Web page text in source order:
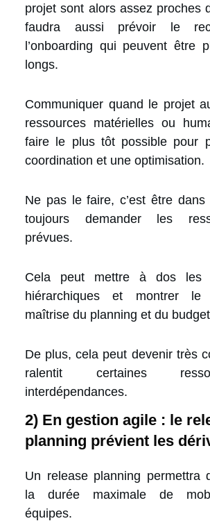
projet sont alors assez proches
faudra aussi prévoir le
l’onboarding qui peuvent être
longs.
Communiquer quand le projet
ressources matérielles ou
faire le plus tôt possible pour
coordination et une optimisation.
Ne pas le faire, c’est être
toujours demander les
prévues.
Cela peut mettre à dos les
hiérarchiques et montrer le
maîtrise du planning et du
De plus, cela peut devenir très
ralentit certaines
interdépendances.
2) En gestion agile : le
planning prévient les
Un release planning permettra
la durée maximale de
équipes.